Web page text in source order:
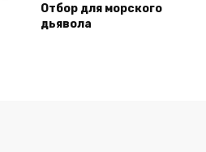
Отбор для морского
дьявола